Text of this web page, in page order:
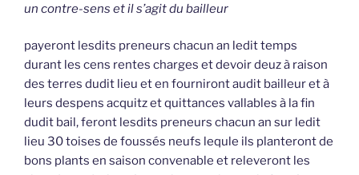
un contre-sens et il s’agit du bailleur
payeront lesdits preneurs chacun an ledit temps
durant les cens rentes charges et devoir deuz à raison
des terres dudit lieu et en fourniront audit bailleur et à
leurs despens acquitz et quittances vallables à la fin
dudit bail, feront lesdits preneurs chacun an sur ledit
lieu 30 toises de foussés neufs lequle ils planteront de
bons plants en saison convenable et releveront les